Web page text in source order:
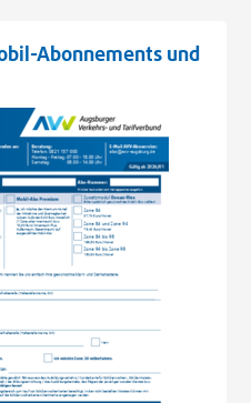
Abonnements und